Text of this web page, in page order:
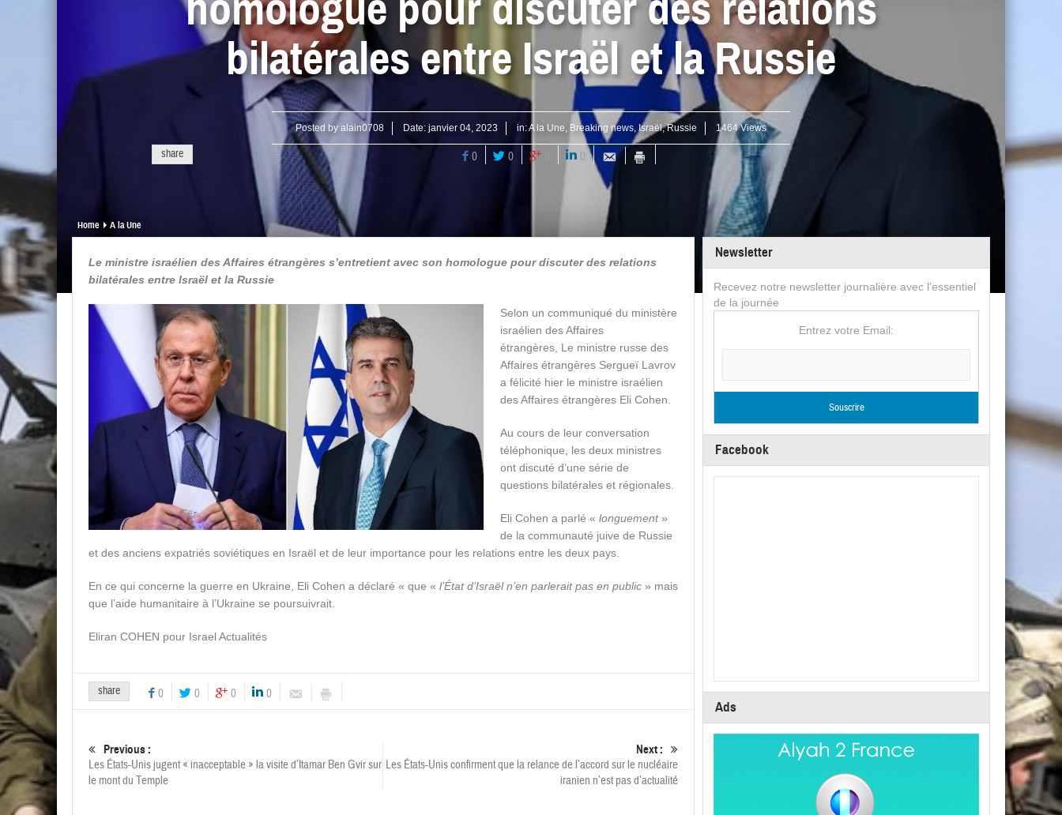
bilatérales entre Israël et la Russie
Posted by alain0708 Date: janvier 04, 2023 in:A la Une, Breaking news,Israël,Russie 1464 Views
share 0 0 0
Home A la Une
Le ministre israélien des Affaires étrangères s’entretient avec son homologue pour discuter des relations
bilatérales entre Israël et la Russie
Selon un communiqué du ministère
israélien des Affaires
étrangères, Le ministre russe des
Affaires étrangères Sergueï Lavrov
a félicité hier le ministre israélien
des Affaires étrangères Eli Cohen.
Au cours de leur conversation
téléphonique, les deux ministres
ont discuté d’une série de
questions bilatérales et régionales.
Eli Cohen a parlé « longuement»
de la communauté juive de Russie
et des anciens expatriés soviétiques en Israël et de leur importance pour les relations entre les deux pays.
En ce qui concerne la guerre en Ukraine, Eli Cohen a déclaré « que « l’État d’Israël n’en parlerait pas en public » mais
que l’aide humanitaire à l’Ukraine se poursuivrait.
Eliran COHEN pour Israel Actualités
share 0 0 0 0
Previous :
Les États-Unis jugent « inacceptable » la visite d’Itamar Ben Gvir sur
le mont du Temple
Next :
Les États-Unis confirment que la relance de l’accord sur le nucléaire
iranien n’est pas d’actualité
Newsletter
Recevez notre newsletter journalière avec l'essentiel
de la journée
Entrez votre Email:
Facebook
Ads